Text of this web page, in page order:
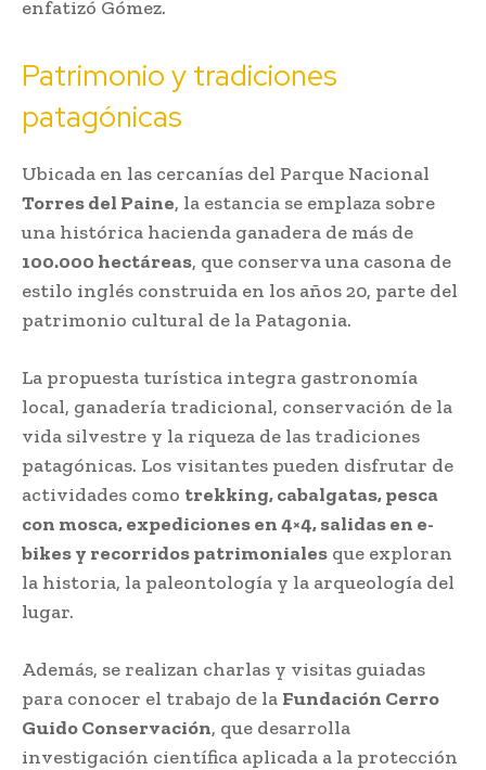
enfatizó Gómez.
Patrimonio y tradiciones
patagónicas
Ubicada en las cercanías del Parque Nacional
Torres del Paine, la estancia se emplaza sobre
una histórica hacienda ganadera de más de
100.000 hectáreas, que conserva una casona de
estilo inglés construida en los años 20, parte del
patrimonio cultural de la Patagonia.
La propuesta turística integra gastronomía
local, ganadería tradicional, conservación de la
vida silvestre y la riqueza de las tradiciones
patagónicas. Los visitantes pueden disfrutar de
actividades como trekking, cabalgatas, pesca
con mosca, expediciones en 4×4, salidas en e-
bikes y recorridos patrimoniales que exploran
la historia, la paleontología y la arqueología del
lugar.
Además, se realizan charlas y visitas guiadas
para conocer el trabajo de la Fundación Cerro
Guido Conservación, que desarrolla
investigación científica aplicada a la protección